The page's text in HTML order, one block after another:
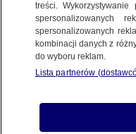
20.11.2019, 06:16
Udostępnij
w Warszawie
wygranej Polaków
treści.
spersonalizowanych
spersonalizowanych
kombinacji danych z
do wyboru reklam.
Lista partnerów